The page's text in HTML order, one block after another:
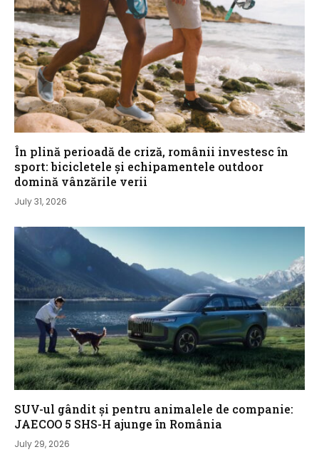
În plină perioadă de criză, românii investesc în
sport: bicicletele și echipamentele outdoor
domină vânzările verii
July 31, 2026
SUV-ul gândit și pentru animalele de companie:
JAECOO 5 SHS-H ajunge în România
July 29, 2026